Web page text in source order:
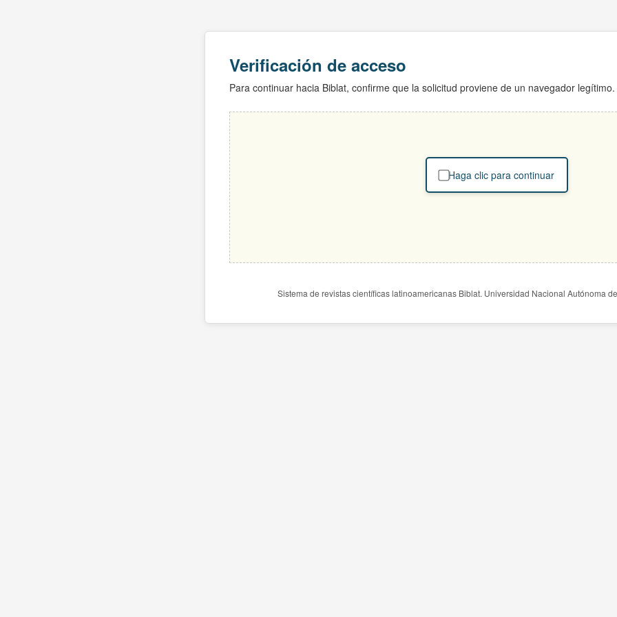
Verificación de acceso
Para continuar hacia Biblat, confirme que la solicitud proviene de un navegador legítimo.
Haga clic para continuar
Sistema de revistas científicas latinoamericanas Biblat. Universidad Nacional Autónoma